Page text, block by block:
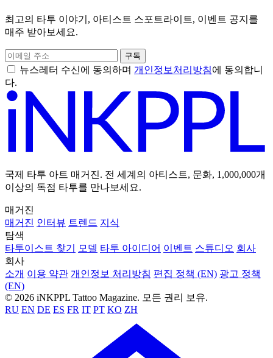
최고의 타투 이야기, 아티스트 스포트라이트, 이벤트 공지를
매주 받아보세요.
구독
뉴스레터 수신에 동의하며 개인정보처리방침에 동의합니
다.
국제 타투 아트 매거진. 전 세계의 아티스트, 문화, 1,000,000개
이상의 독점 타투를 만나보세요.
매거진
매거진 인터뷰 트렌드 지식
탐색
타투이스트 찾기
모델 타투 아이디어 이벤트 스튜디오 회사
회사
소개 이용 약관 개인정보 처리방침 편집 정책 (EN) 광고 정책
(EN)
© 2026 iNKPPL Tattoo Magazine. 모든 권리 보유.
RU EN DE ES FR IT PT KO ZH